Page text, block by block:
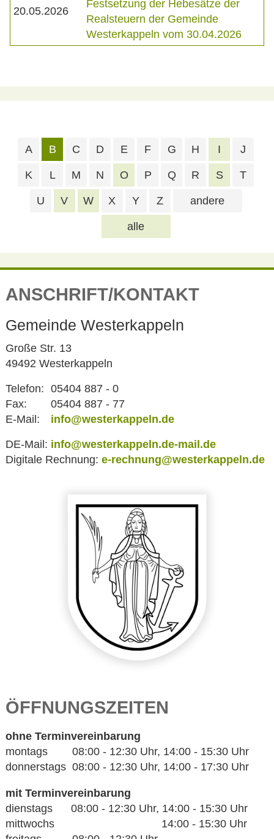
20.05.2026
Festsetzung der Hebesätze der
Realsteuern der Gemeinde
Westerkappeln vom 30.04.2026
alle
A B C D E F G H I J
K L M N O P Q R S T
U V W X Y Z andere
ANSCHRIFT/KONTAKT
Gemeinde Westerkappeln
Große Str. 13
49492 Westerkappeln
Telefon: 05404 887 - 0
Fax:
05404 887 - 77
E-Mail:
info@westerkappeln.de
DE-Mail: info@westerkappeln.de-mail.de
Digitale Rechnung: e-rechnung@westerkappeln.de
ÖFFNUNGSZEITEN
ohne Terminvereinbarung
montags 08:00 - 12:30 Uhr, 14:00 - 15:30 Uhr
donnerstags 08:00 - 12:30 Uhr, 14:00 - 17:30 Uhr
mit Terminvereinbarung
dienstags 08:00 - 12:30 Uhr, 14:00 - 15:30 Uhr
mittwochs 14:00 - 15:30 Uhr